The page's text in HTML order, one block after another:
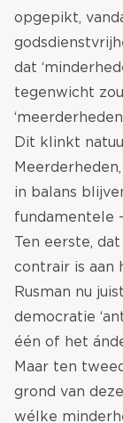
opgepikt,
dat
tegenwicht
Dit klinkt
in balans
fundamentele
Ten eerste,
contrair is aan
Rusman nu
democratie
één of het
Maar ten
grond van
wélke